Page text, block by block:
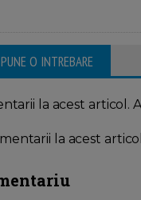
O INTREBARE
la acest articol.
la acest